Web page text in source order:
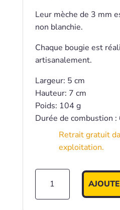
Leur mèche de 3 mm
non blanchie.
Chaque bougie est
artisanalement.
Largeur: 5 cm
Hauteur: 7 cm
Poids: 104 g
Durée de combustion :
Retrait gratuit
exploitation.
quantité
Merry